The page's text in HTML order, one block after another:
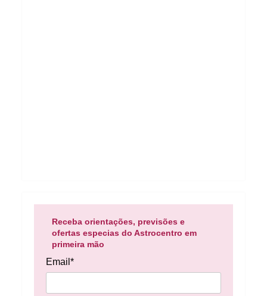
Receba orientações, previsões e
ofertas especias do Astrocentro em
primeira mão
Email*